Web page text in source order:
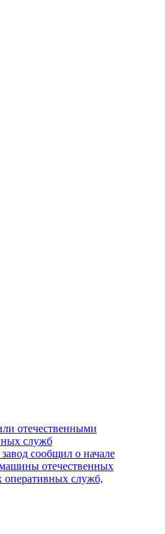
отечественными
служб
сообщил о начале
отечественных
оперативных служб,